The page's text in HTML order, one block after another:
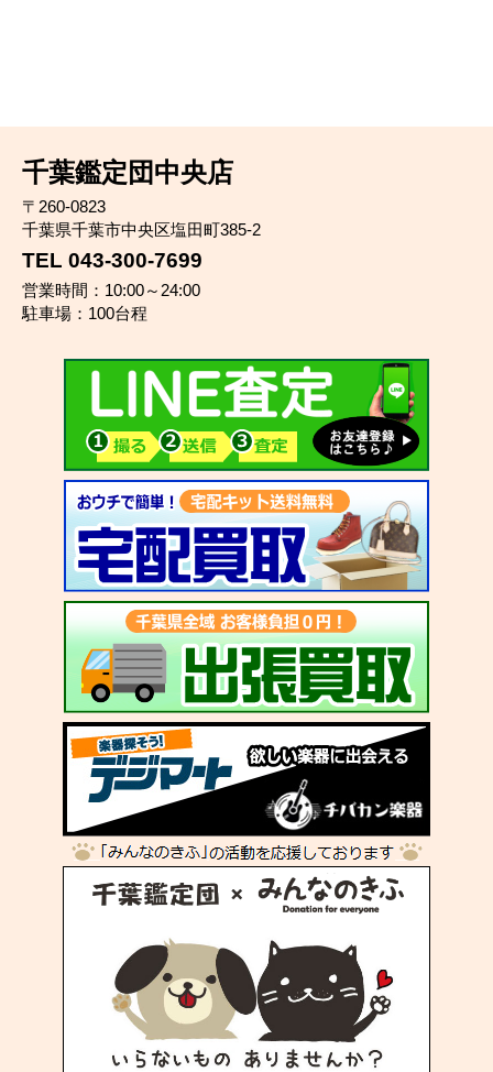
千葉鑑定団中央店
〒260-0823
千葉県千葉市中央区塩田町385-2
TEL 043-300-7699
営業時間：10:00～24:00
駐車場：100台程